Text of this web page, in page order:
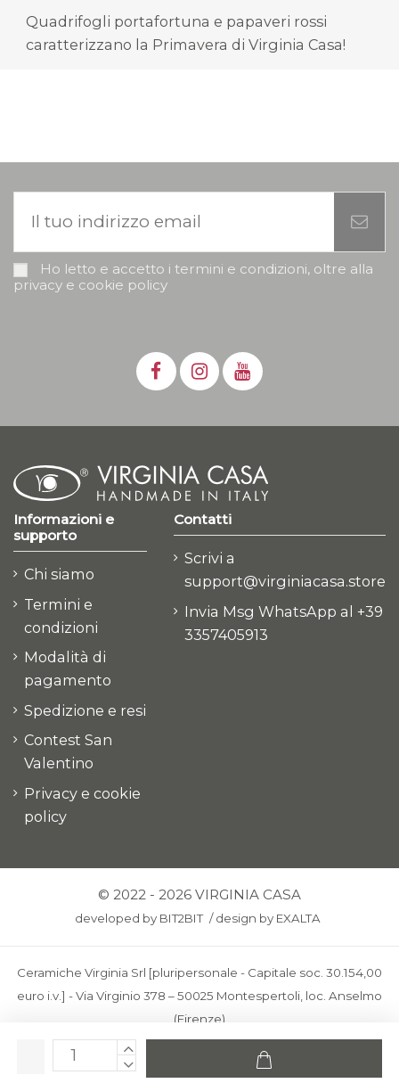
Quadrifogli portafortuna e papaveri rossi
caratterizzano la Primavera di Virginia Casa!
Ho letto e accetto i termini e condizioni, oltre alla
privacy e cookie policy
Informazioni e
supporto
Chi siamo
Termini e
condizioni
Modalità di
pagamento
Spedizione e resi
Contest San
Valentino
Privacy e cookie
policy
Contatti
Scrivi a
support@virginiacasa.store
Invia Msg WhatsApp al +39
3357405913
© 2022 - 2026 VIRGINIA CASA
developed by BIT2BIT /design by EXALTA
Ceramiche Virginia Srl [pluripersonale - Capitale soc. 30.154,00
euro i.v.] - Via Virginio 378 – 50025 Montespertoli, loc. Anselmo
(Firenze)
C.F. e P.IVA: IT00436100481 - REA: FI-227733 - PEC:
ceramichevirginia@pec.it